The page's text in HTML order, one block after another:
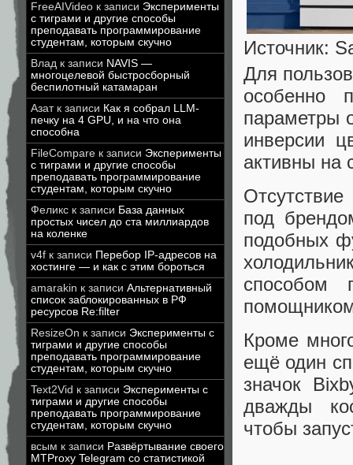
FreeAIVideo к записи Эксперименты
с тиграми и другие способы
преподавать программирование
студентам, которым скучно
Влад к записи NAVIS —
многоцелевой быстросборный
беспилотный катамаран
Азатк записи Как я собрал LLM-
печку на 4 GPU, и на что она
способна
FileCompare к записи Эксперименты
с тиграми и другие способы
преподавать программирование
студентам, которым скучно
Феликс к записи База данных
простых чисел до ста миллиардов
на коленке
v4f к записи Перебор IP-адресов на
хостинге — и как с этим бороться
amarakin к записи Альтернативный
список заблокированных в РФ
ресурсов Re:filter
ResizeOn к записи Эксперименты с
тиграми и другие способы
преподавать программирование
студентам, которым скучно
Text2Vid к записи Эксперименты с
тиграми и другие способы
преподавать программирование
студентам, которым скучно
всым к записи Развёртывание своего
MTProxy Telegram со статистикой
Источник:
Для
особенно
параметры
инверсии
активны на
под
подобных
способом
Кроме
ещё один
значок
дважды
чтобы